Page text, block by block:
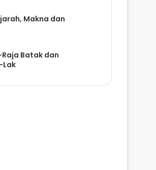
Makna dan
Batak dan
Lak